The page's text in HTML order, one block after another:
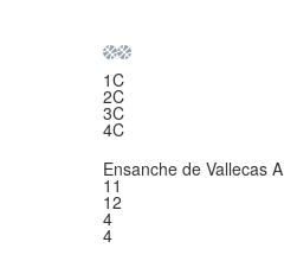
1C
2C
3C
4C
Ensanche de Vallecas A
11
12
4
4